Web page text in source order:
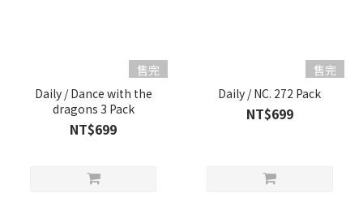
售完
Daily / Dance with the
dragons 3 Pack
NT$699
售完
Daily / NC. 272 Pack
NT$699